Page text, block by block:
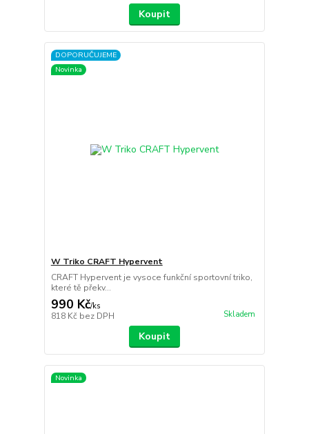
Koupit
DOPORUČUJEME
Novinka
W Triko CRAFT Hypervent
CRAFT Hypervent je vysoce funkční sportovní triko,
které tě překv...
990 Kč/ks
818 Kč bez DPH Skladem
Koupit
Novinka